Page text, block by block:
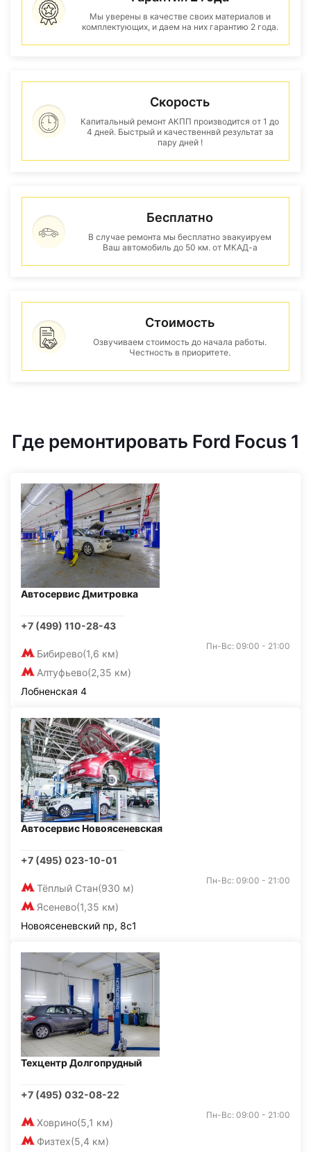
Мы уверены в качестве своих материалов и
комплектующих, и даем на них гарантию 2 года.
Скорость
Капитальный ремонт АКПП производится от 1 до
4 дней. Быстрый и качественнвй результат за
пару дней !
Бесплатно
В случае ремонта мы бесплатно эвакуируем
Ваш автомобиль до 50 км. от МКАД-а
Стоимость
Озвучиваем стоимость до начала работы.
Честность в приоритете.
Где ремонтировать Ford Focus 1
Автосервис Дмитровка
+7 (499) 110-28-43
Бибирево(1,6 км)
Алтуфьево(2,35 км)
Пн-Вс: 09:00 - 21:00
Лобненская 4
Автосервис Новоясеневская
+7 (495) 023-10-01
Тёплый Стан(930 м)
Ясенево(1,35 км)
Пн-Вс: 09:00 - 21:00
Новоясеневский пр, 8с1
Техцентр Долгопрудный
+7 (495) 032-08-22
Ховрино(5,1 км)
Физтех(5,4 км)
Пн-Вс: 09:00 - 21:00